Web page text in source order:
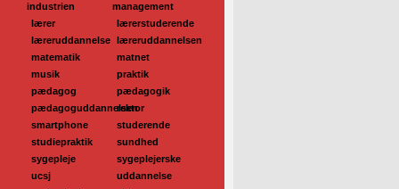
industrien
management
lærer
lærerstuderende
læreruddannelse læreruddannelsen
matematik
matnet
musik
praktik
pædagog
pædagogik
pædagoguddannelsen
rektor
smartphone
studerende
studiepraktik
sundhed
sygepleje
sygeplejerske
ucsj
uddannelse